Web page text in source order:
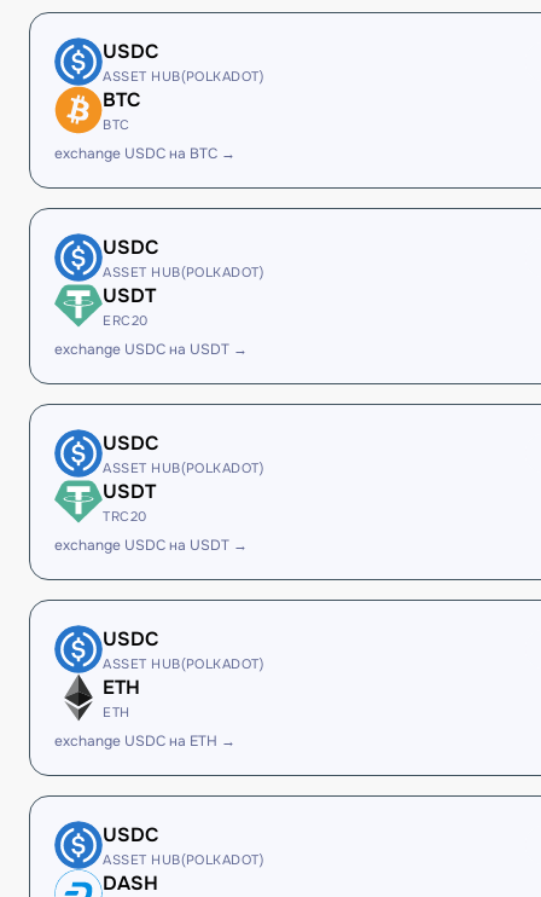
USDC
ASSET HUB(POLKADOT)
BTC
BTC
exchange USDC на BTC →
USDC
ASSET HUB(POLKADOT)
USDT
ERC20
exchange USDC на USDT →
USDC
ASSET HUB(POLKADOT)
USDT
TRC20
exchange USDC на USDT →
USDC
ASSET HUB(POLKADOT)
ETH
ETH
exchange USDC на ETH →
USDC
ASSET HUB(POLKADOT)
DASH